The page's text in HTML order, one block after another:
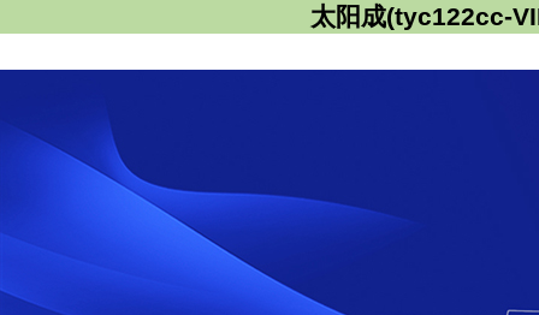
太阳成(tyc122cc-